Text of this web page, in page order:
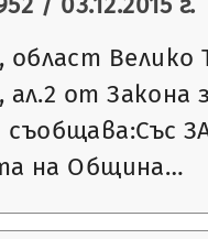
Велико
ал.2 от
на Община…